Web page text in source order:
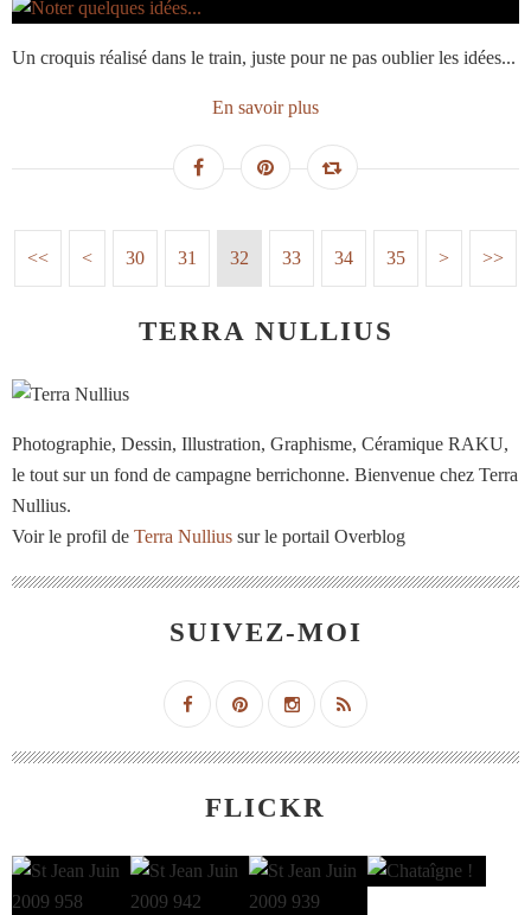
Un croquis réalisé dans le train, juste pour ne pas oublier les idées...
En savoir plus
<< < 10
20
30 31 32 33 34 35 > >>
TERRA NULLIUS
Photographie, Dessin, Illustration, Graphisme, Céramique RAKU,
le tout sur un fond de campagne berrichonne. Bienvenue chez Terra
Nullius.
Voir le profil de Terra Nullius sur le portail Overblog
SUIVEZ-MOI
FLICKR